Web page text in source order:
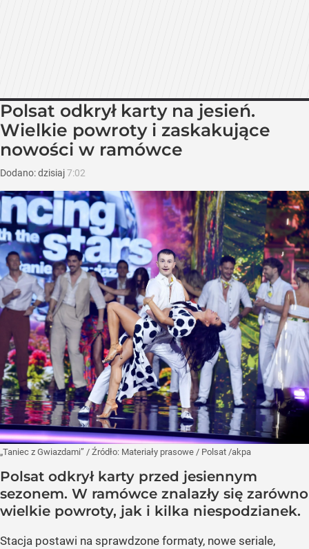
Polsat odkrył karty na jesień.
Wielkie powroty i zaskakujące
nowości w ramówce
Dodano:dzisiaj7:02
„Taniec z Gwiazdami” / Źródło: Materiały prasowe / Polsat /akpa
Polsat odkrył karty przed jesiennym
sezonem. W ramówce znalazły się zarówno
wielkie powroty, jak i kilka niespodzianek.
Stacja postawi na sprawdzone formaty, nowe seriale,